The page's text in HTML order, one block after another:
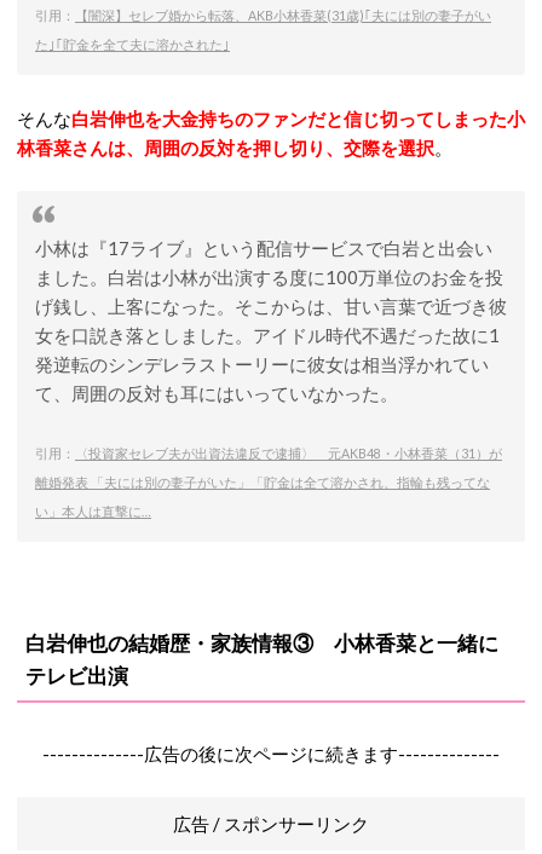
引用：
【闇深】セレブ婚から転落、AKB小林香菜(31歳)｢夫には別の妻子がい
た｣｢貯金を全て夫に溶かされた｣
そんな白岩伸也を大金持ちのファンだと信じ切ってしまった小
林香菜さんは、周囲の反対を押し切り、交際を選択。
小林は『17ライブ』という配信サービスで白岩と出会い
ました。白岩は小林が出演する度に100万単位のお金を投
げ銭し、上客になった。そこからは、甘い言葉で近づき彼
女を口説き落としました。アイドル時代不遇だった故に1
発逆転のシンデレラストーリーに彼女は相当浮かれてい
て、周囲の反対も耳にはいっていなかった。
引用：
〈投資家セレブ夫が出資法違反で逮捕〉 元AKB48・小林香菜（31）が
離婚発表 「夫には別の妻子がいた」「貯金は全て溶かされ、指輪も残ってな
い」本人は直撃に…
白岩伸也の結婚歴・家族情報③ 小林香菜と一緒に
テレビ出演
--------------広告の後に次ページに続きます--------------
広告 / スポンサーリンク